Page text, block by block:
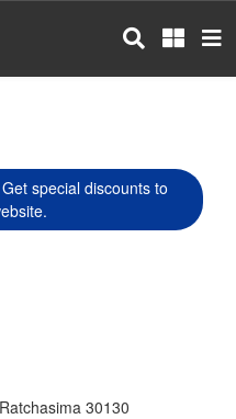
special discounts to
30130